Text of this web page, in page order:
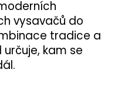
vysavačů do
tradice a
kam se